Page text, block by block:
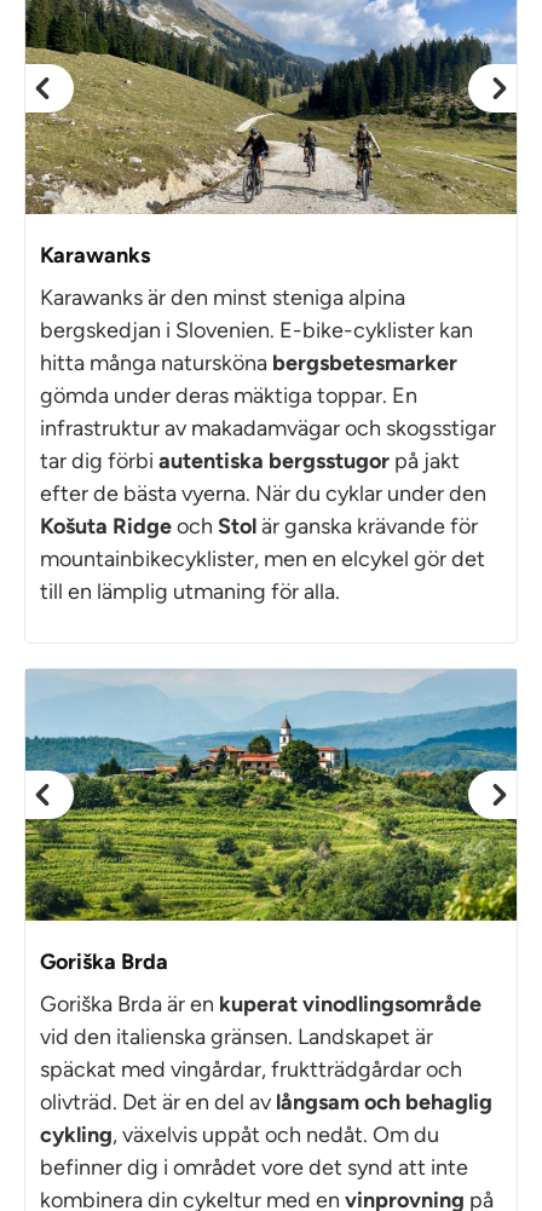
Karawanks
Karawanks är den minst steniga alpina
bergskedjan i Slovenien. E-bike-cyklister kan
hitta många natursköna bergsbetesmarker
gömda under deras mäktiga toppar. En
infrastruktur av makadamvägar och skogsstigar
tar dig förbi autentiska bergsstugor på jakt
efter de bästa vyerna. När du cyklar under den
Košuta Ridgeoch Stolär ganska krävande för
mountainbikecyklister, men en elcykel gör det
till en lämplig utmaning för alla.
Goriška Brda
Goriška Brda är en kuperat vinodlingsområde
vid den italienska gränsen. Landskapet är
späckat med vingårdar, fruktträdgårdar och
olivträd. Det är en del av långsam och behaglig
cykling, växelvis uppåt och nedåt. Om du
befinner dig i området vore det synd att inte
kombinera din cykeltur med en vinprovning på